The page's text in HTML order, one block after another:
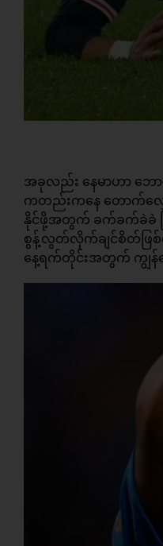
အခုလည်း နေမာဟာ ဘေ
ကတည်းကနေ တောက်လျှေ
နိုင်ဖို့အတွက် ခက်ခက်ခဲခဲ က
စွန့်လွတ်လိုက်ချင်စိတ်ဖြ
နေ့ရက်တိုင်းအတွက် ကျွန်တ